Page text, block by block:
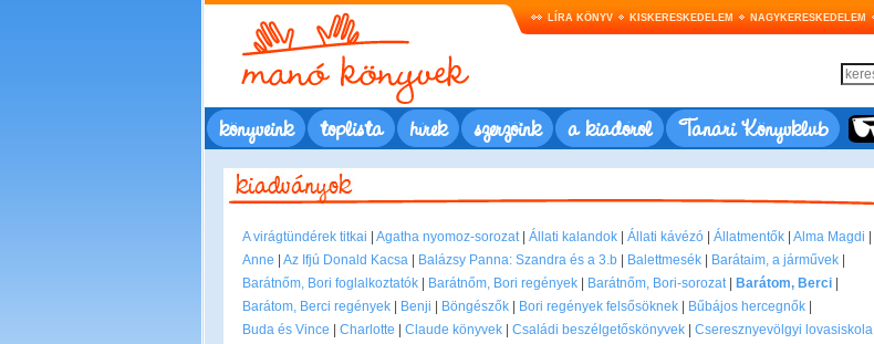
LÍRA KÖNYV KISKERESKEDELEM NAGYKERESKEDELEM
könyveink toplista hírek szerzőink a kiadóról Tanári Könyvklub
A virágtündérek titkai Agatha nyomoz-sorozat| Állati kalandok| Állati kávézó| Állatmentők| Alma Magdi
Anne
Az Ifjú Donald Kacsa| Balázsy Panna: Szandra és a 3.b| Balettmesék| Barátaim, a járművek|
Barátnőm, Bori foglalkoztatók| Barátnőm, Bori regények| Barátnőm, Bori-sorozat| Barátom, Berci|
Barátom, Berci regények| Benji Böngészők| Bori regények felsősöknek| Bűbájos hercegnők|
Buda és Vince
Charlotte Claude könyvek| Családi beszélgetőskönyvek| Cseresznyevölgyi lovasiskola|